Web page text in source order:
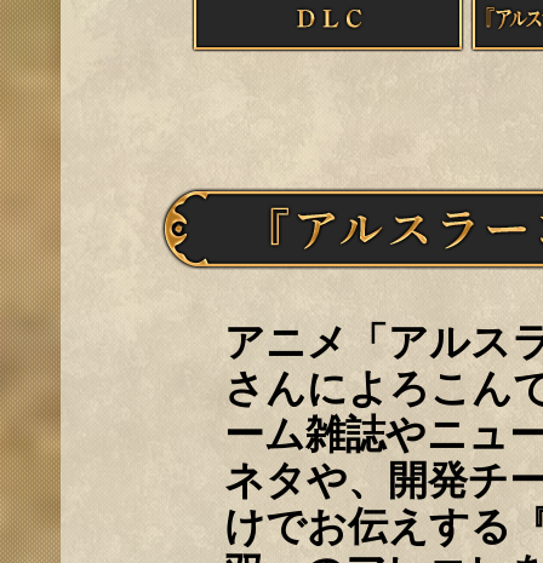
アニメ「アルス
さんによろこん
ーム雑誌やニュ
ネタや、開発チ
けでお伝えする